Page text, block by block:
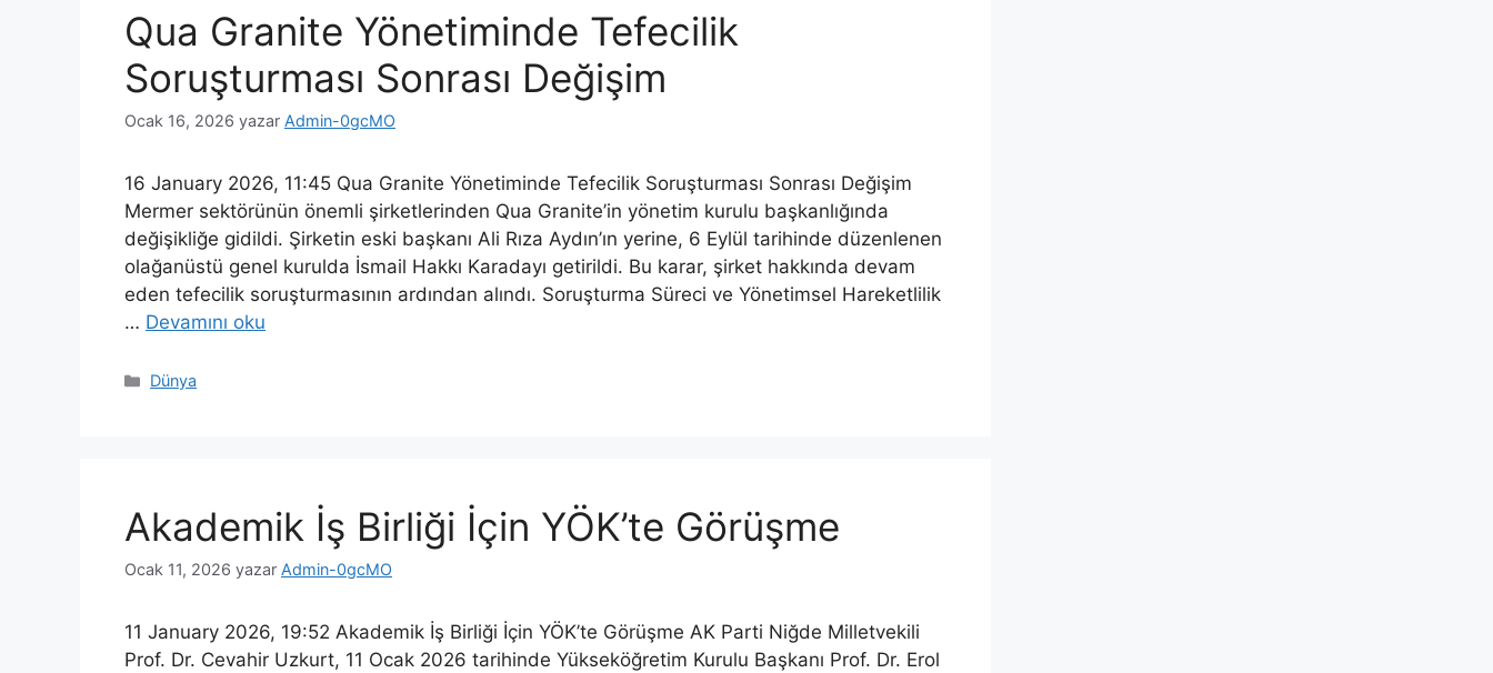
Qua Granite Yönetiminde Tefecilik
Soruşturması Sonrası Değişim
Ocak 16, 2026 yazar Admin-0gcMO
16 January 2026, 11:45 Qua Granite Yönetiminde Tefecilik Soruşturması Sonrası Değişim
Mermer sektörünün önemli şirketlerinden Qua Granite’in yönetim kurulu başkanlığında
değişikliğe gidildi. Şirketin eski başkanı Ali Rıza Aydın’ın yerine, 6 Eylül tarihinde düzenlenen
olağanüstü genel kurulda İsmail Hakkı Karadayı getirildi. Bu karar, şirket hakkında devam
eden tefecilik soruşturmasının ardından alındı. Soruşturma Süreci ve Yönetimsel Hareketlilik
… Devamını oku
Kategoriler
Dünya
Akademik İş Birliği İçin YÖK’te Görüşme
Ocak 11, 2026 yazar Admin-0gcMO
11 January 2026, 19:52 Akademik İş Birliği İçin YÖK’te Görüşme AK Parti Niğde Milletvekili
Prof. Dr. Cevahir Uzkurt, 11 Ocak 2026 tarihinde Yükseköğretim Kurulu Başkanı Prof. Dr. Erol